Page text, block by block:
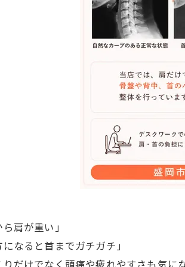
ら肩が重い」
になると首までガチガチ」
りだけでなく頭痛や疲れやすさも気に